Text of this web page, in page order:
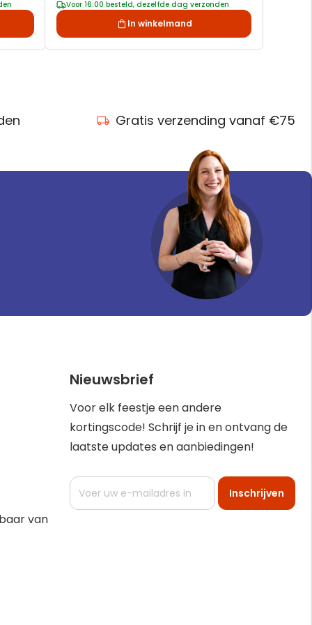
Voor 16:00 besteld, dezelfde dag verzonden
In winkelmand
Gratis verzending vanaf €75
van
Nieuwsbrief
Voor elk feestje een andere
kortingscode! Schrijf je in en ontvang de
laatste updates en aanbiedingen!
Abonneer
op
Inschrijven